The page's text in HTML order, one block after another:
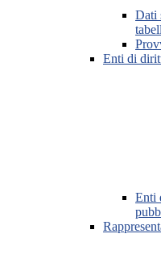
Dati
Enti di
Enti